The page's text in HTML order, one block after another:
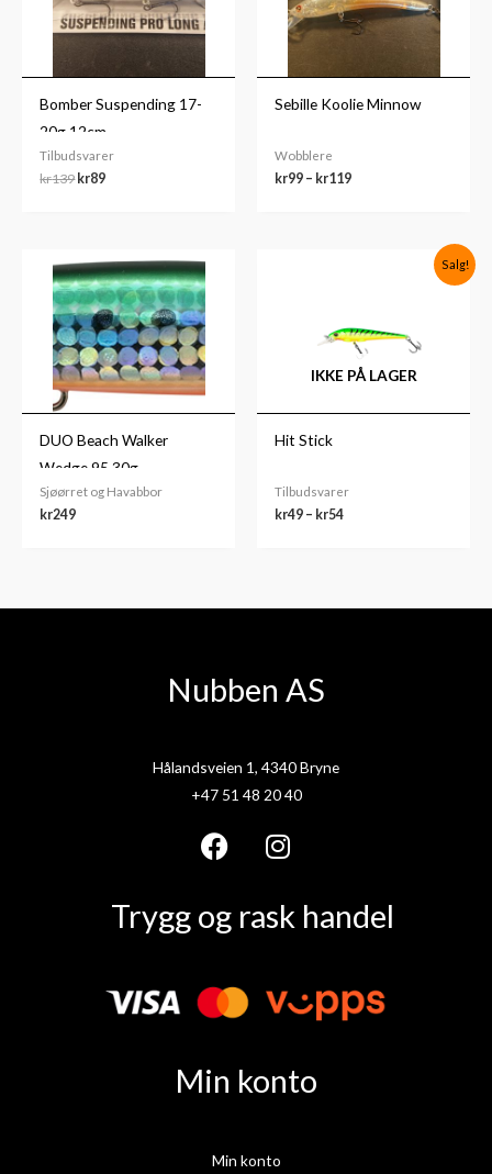
Bomber Suspending 17-
20g 12cm
Tilbudsvarer
kr139kr89
Sebille Koolie Minnow
Wobblere
kr99 – kr119
DUO Beach Walker
Wedge 95 30g
Sjøørret og Havabbor
kr249
Salg!
IKKE PÅ LAGER
Hit Stick
Tilbudsvarer
kr49 – kr54
Nubben AS
Hålandsveien 1, 4340 Bryne
+47 51 48 20 40
F
c
b
o
I
n
s
g
m
Trygg og rask handel
Min konto
Min konto